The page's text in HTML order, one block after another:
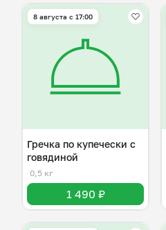
8 августа с 17:00
Гречка по купечески с
говядиной
0,5 кг
1 490 ₽